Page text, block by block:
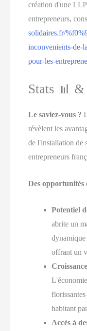
création d'une
entrepreneurs,
solidaires.fr/
inconvenients-de-
pour-les-
Stats 📊
Le saviez-vous ?
révèlent les
de l'installation de
entrepreneurs
Des opportunités
Potentiel
abrite un
offrant un
habitant
Accès à